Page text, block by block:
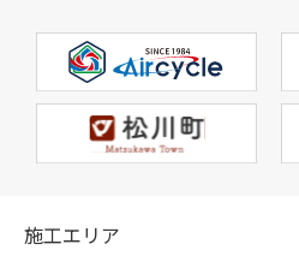
施工エリア